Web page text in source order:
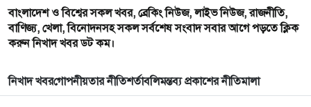
বাংলাদেশ ও বিশ্বের সকল খবর, ব্রেকিং নিউজ, লাইভ নিউজ, রাজনীতি,
বাণিজ্য, খেলা, বিনোদনসহ সকল সর্বশেষ সংবাদ সবার আগে পড়তে ক্লিক
করুন নিখাদ খবর ডট কম।
নিখাদ খবরগোপনীয়তার নীতিশর্তাবলিমন্তব্য প্রকাশের নীতিমালা